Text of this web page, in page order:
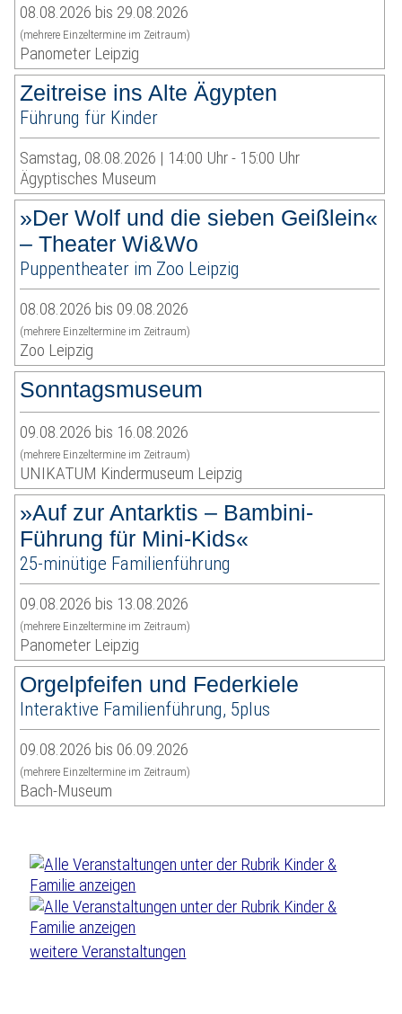
08.08.2026 bis 29.08.2026
(mehrere Einzeltermine im Zeitraum)
Panometer Leipzig
Zeitreise ins Alte Ägypten
Führung für Kinder
Samstag, 08.08.2026 | 14:00 Uhr - 15:00 Uhr
Ägyptisches Museum
»Der Wolf und die sieben Geißlein«
– Theater Wi&Wo
Puppentheater im Zoo Leipzig
08.08.2026 bis 09.08.2026
(mehrere Einzeltermine im Zeitraum)
Zoo Leipzig
Sonntagsmuseum
09.08.2026 bis 16.08.2026
(mehrere Einzeltermine im Zeitraum)
UNIKATUM Kindermuseum Leipzig
»Auf zur Antarktis – Bambini-
Führung für Mini-Kids«
25-minütige Familienführung
09.08.2026 bis 13.08.2026
(mehrere Einzeltermine im Zeitraum)
Panometer Leipzig
Orgelpfeifen und Federkiele
Interaktive Familienführung, 5plus
09.08.2026 bis 06.09.2026
(mehrere Einzeltermine im Zeitraum)
Bach-Museum
weitere Veranstaltungen